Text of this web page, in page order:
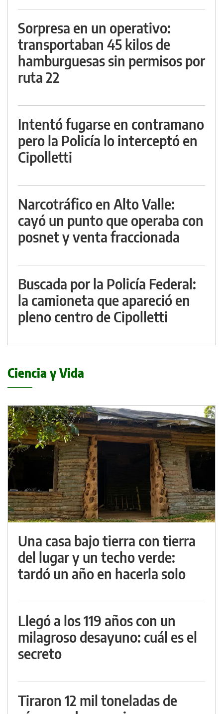
Sorpresa en un operativo:
transportaban 45 kilos de
hamburguesas sin permisos por
ruta 22
Intentó fugarse en contramano
pero la Policía lo interceptó en
Cipolletti
Narcotráfico en Alto Valle:
cayó un punto que operaba con
posnet y venta fraccionada
Buscada por la Policía Federal:
la camioneta que apareció en
pleno centro de Cipolletti
Ciencia y Vida
Una casa bajo tierra con tierra
del lugar y un techo verde:
tardó un año en hacerla solo
Llegó a los 119 años con un
milagroso desayuno: cuál es el
secreto
Tiraron 12 mil toneladas de